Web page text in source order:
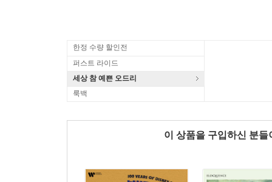
한정 수량 할인전
퍼스트 라이드
세상 참 예쁜 오드리
룩백
이 상품을 구입하신 분